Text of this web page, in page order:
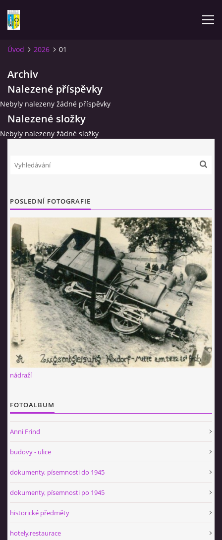
NOVINKY
FOTOALBUM
KNIHA MIKULÁŠOVICE - NIXDORF
© 2026 eStránky.cz |RSS
Úvod 2026 01
Archiv
Nalezené příspěvky
Nebyly nalezeny žádné příspěvky
Nalezené složky
Nebyly nalezeny žádné složky
POSLEDNÍ FOTOGRAFIE
nádraží
FOTOALBUM
Anni Frind
budovy - ulice
dokumenty, písemnosti do 1945
dokumenty, písemnosti po 1945
historické předměty
hotely,restaurace